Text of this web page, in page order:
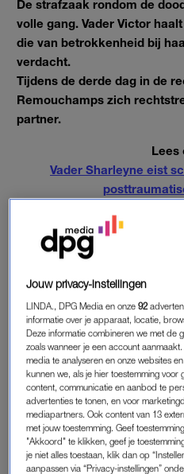
De strafzaak rondom de
volle gang. Vader Victor
die van betrokkenheid bij
verdacht.
Tijdens de derde dag in de
Remouchamps zich
partner.
Lees
Vader Sharleyne eist
EMOTIONELE
Hélène J. wordt ervan verdacht
de dood van Sharleyne, die in
de flat waar ze woonde in
ten stelligste, maar de vader
schadevergoeding geëist
traumatische ervaring zorgt
van paniekaanvallen,
SNOEIHARDE
Victor maakte tijdens de derde
Jouw privacy-instellingen
LINDA., DPG Media en onze92
informatie over je apparaat, locatie,
Deze informatie combineren we met de
zoals wanneer je een account
media te analyseren en onze websites
kunnen we, als je hier toestemming voor
content, communicatie en aanbod te
advertenties te tonen, en voor
mediapartners. Ook content van 13
met jouw toestemming. Geef
"Akkoord" te klikken, geef je
je niet alles toestaan, klik dan op
aanpassen via “Privacy-instellingen”